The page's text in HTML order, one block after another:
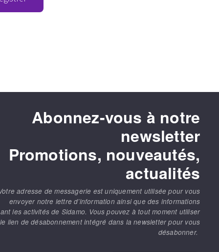
Abonnez-vous à notre
newsletter
Promotions, nouveautés,
actualités
adresse de messagerie est uniquement utilisée pour vous
envoyer notre lettre d’information ainsi que des informations
les activités de Sidamo. Vous pouvez à tout moment utiliser
le lien de désabonnement intégré dans la newsletter pour vous
désabonner.